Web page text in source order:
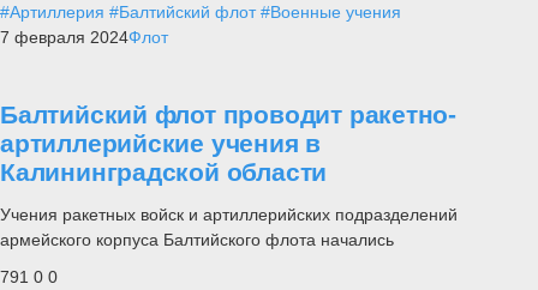
#Артиллерия #Балтийский флот #Военные учения
7 февраля 2024Флот
Балтийский флот проводит ракетно-
артиллерийские учения в
Калининградской области
Учения ракетных войск и артиллерийских подразделений
армейского корпуса Балтийского флота начались
791 0 0